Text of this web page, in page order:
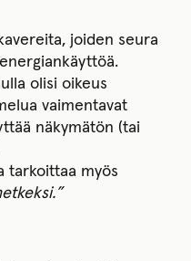
joiden seura
olisi oikeus
vaimentavat
näkymätön (tai
tarkoittaa myös